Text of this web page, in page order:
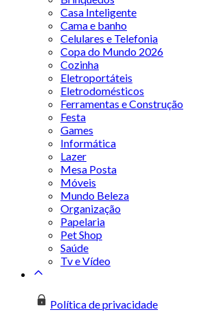
Casa Inteligente
Cama e banho
Celulares e Telefonia
Copa do Mundo 2026
Cozinha
Eletroportáteis
Eletrodomésticos
Ferramentas e Construção
Festa
Games
Informática
Lazer
Mesa Posta
Móveis
Mundo Beleza
Organização
Papelaria
Pet Shop
Saúde
Tv e Vídeo
Política de privacidade